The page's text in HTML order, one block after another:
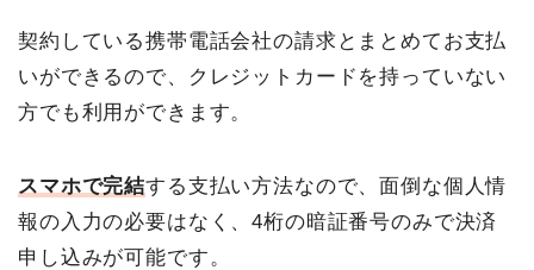
契約している携帯電話会社の請求とまとめてお支払
いができるので、クレジットカードを持っていない
方でも利用ができます。
スマホで完結する支払い方法なので、面倒な個人情
報の入力の必要はなく、4桁の暗証番号のみで決済
申し込みが可能です。